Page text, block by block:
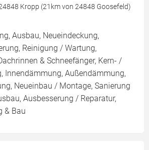
Kropp (21km von 24848 Goosefeld)
Ausbau, Neueindeckung,
Reinigung / Wartung,
& Schneefänger, Kern- /
Innendämmung, Außendämmung,
Neueinbau / Montage, Sanierung
Ausbesserung / Reparatur,
& Bau